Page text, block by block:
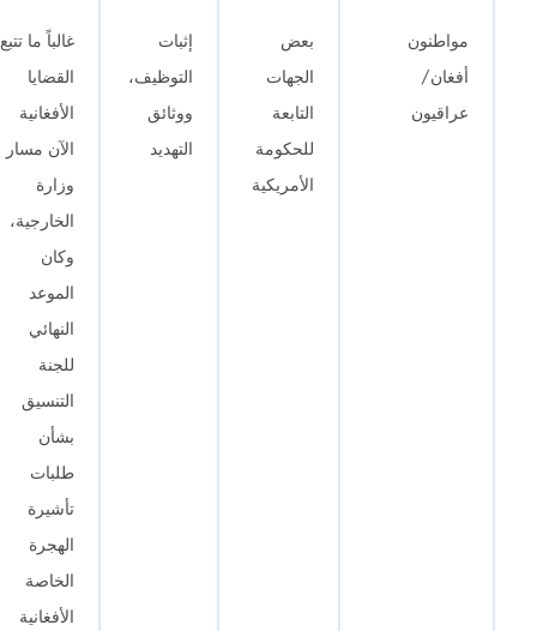
مواطنون
أفغان/
عراقيون
بعض
الجهات
التابعة
للحكومة
الأمريكية
إثبات
التوظيف،
ووثائق
التهديد
غالباً ما تتبع
القضايا
الأفغانية
الآن مسار
وزارة
الخارجية،
وكان
الموعد
النهائي
للجنة
التنسيق
بشأن
طلبات
تأشيرة
الهجرة
الخاصة
الأفغانية